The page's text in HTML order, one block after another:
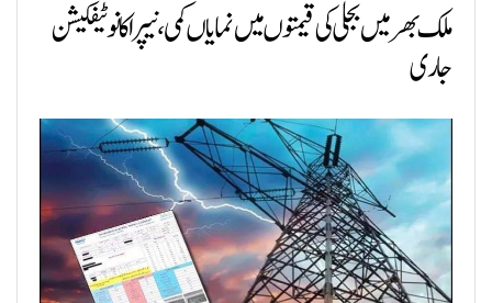
ملک بھر میں بجلی کی قیمتوں میں نمایاں کمی، نیپرا کا نوٹیفکیشن
جاری